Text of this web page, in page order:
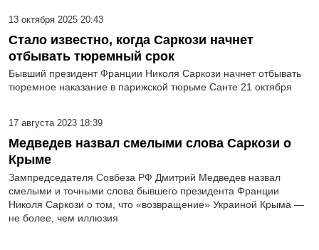
13 октября 2025 20:43
Стало известно, когда Саркози начнет
отбывать тюремный срок
Бывший президент Франции Николя Саркози начнет отбывать
тюремное наказание в парижской тюрьме Санте 21 октября
17 августа 2023 18:39
Медведев назвал смелыми слова Саркози о
Крыме
Зампредседателя Совбеза РФ Дмитрий Медведев назвал
смелыми и точными слова бывшего президента Франции
Николя Саркози о том, что «возвращение» Украиной Крыма —
не более, чем иллюзия